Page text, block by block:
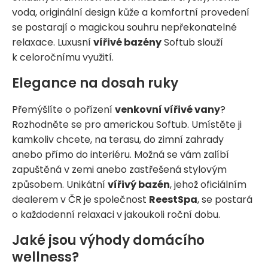
voda, originální design kůže a komfortní provedení
se postarají o magickou souhru nepřekonatelné
relaxace. Luxusnívířivé bazénySoftub slouží
k celoročnímu využití.
Elegance na dosah ruky
Přemýšlíte o pořízenívenkovní vířivé vany?
Rozhodněte se pro americkou Softub. Umístěte ji
kamkoliv chcete, na terasu, do zimní zahrady
anebo přímo do interiéru. Možná se vám zalíbí
zapuštěná v zemi anebo zastřešená stylovým
způsobem. Unikátnívířivý bazén, jehož oficiálním
dealerem v ČR je společnost ReestSpa, se postará
o každodenní relaxaci v jakoukoli roční dobu.
Jaké jsou výhody domácího
wellness?